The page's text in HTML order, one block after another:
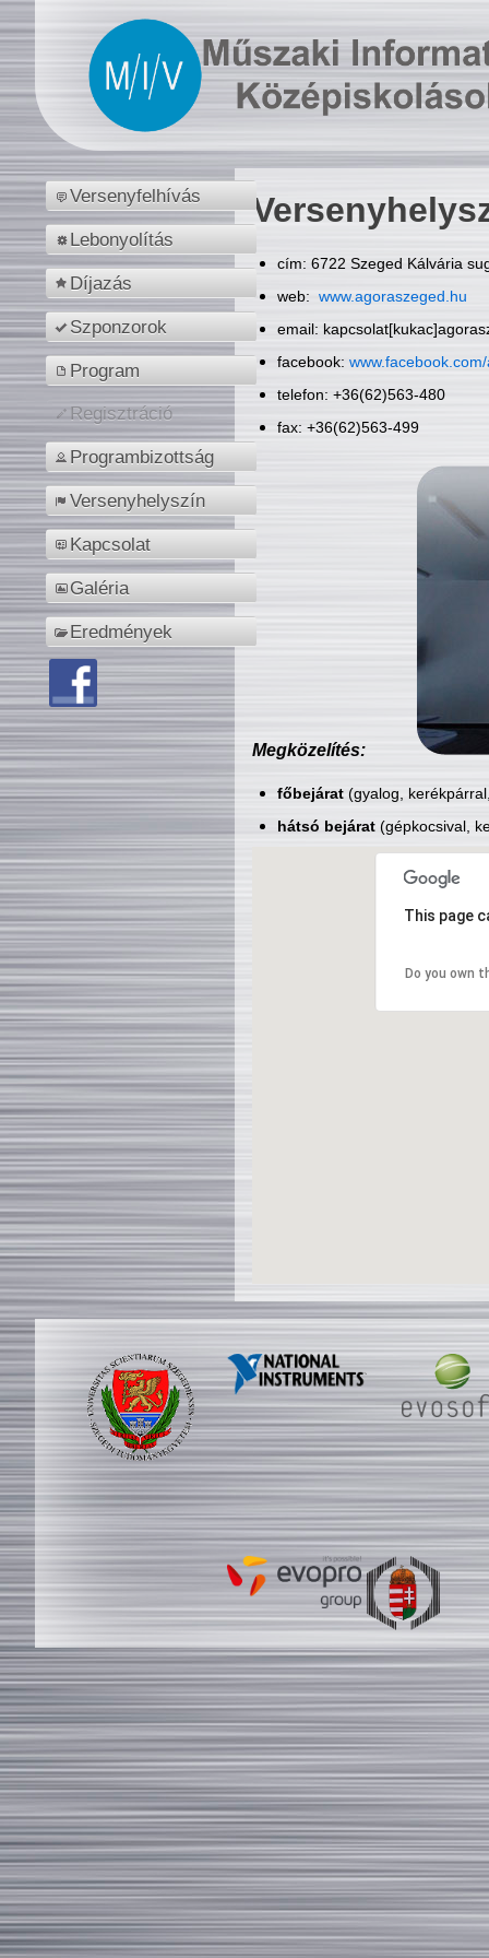
Versenyfelhívás
Lebonyolítás
Díjazás
Szponzorok
Program
Regisztráció
Programbizottság
Versenyhelyszín
Kapcsolat
Galéria
Eredmények
cím: 6722 Szeged Kálvária
web: www.agoraszeged.hu
email:
facebook:
telefon: +36(62)563-480
fax: +36(62)563-499
Megközelítés:
főbejárat(gyalog,
hátsó bejárat(gépkocsival,
This page
Do you own